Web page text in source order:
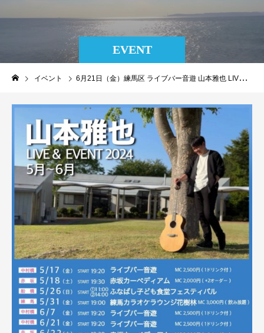
EVENT
イベント 6月21日（金）練馬区 ライブバー音遊 山本雅也 LIVE & EVENT 2024